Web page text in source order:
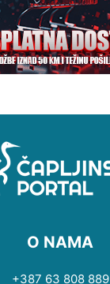
O NAMA
+387 63 808 889